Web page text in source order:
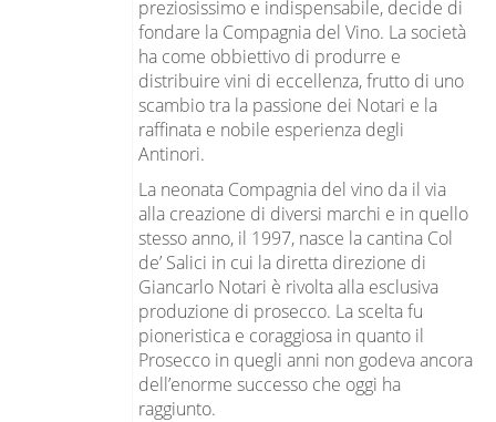
preziosissimo e indispensabile, decide di
fondare la Compagnia del Vino. La società
ha come obbiettivo di produrre e
distribuire vini di eccellenza, frutto di uno
scambio tra la passione dei Notari e la
raffinata e nobile esperienza degli
Antinori.
La neonata Compagnia del vino da il via
alla creazione di diversi marchi e in quello
stesso anno, il 1997, nasce la cantina Col
de’ Salici in cui la diretta direzione di
Giancarlo Notari è rivolta alla esclusiva
produzione di prosecco. La scelta fu
pioneristica e coraggiosa in quanto il
Prosecco in quegli anni non godeva ancora
dell’enorme successo che oggi ha
raggiunto.